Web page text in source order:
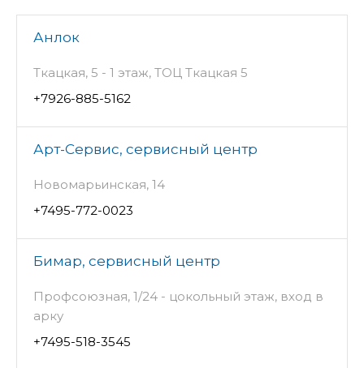
Анлок
Ткацкая, 5 - 1 этаж, ТОЦ Ткацкая 5
+7926-885-5162
Арт-Сервис, сервисный центр
Новомарьинская, 14
+7495-772-0023
Бимар, сервисный центр
Профсоюзная, 1/24 - цокольный этаж, вход в
арку
+7495-518-3545